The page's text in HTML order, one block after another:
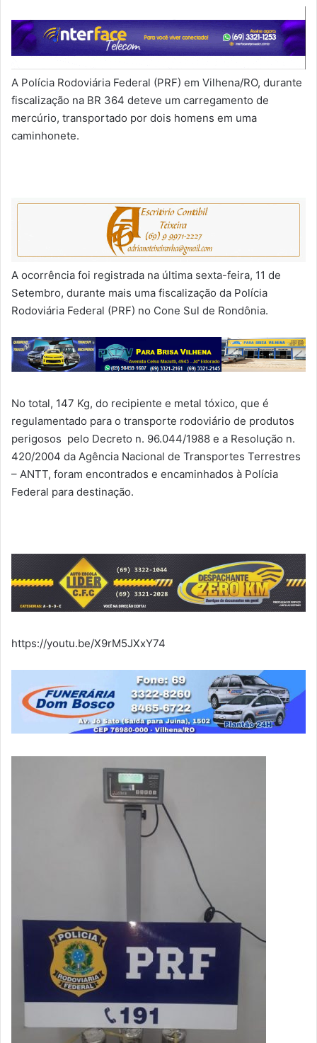
A Polícia Rodoviária Federal (PRF) em Vilhena/RO, durante
fiscalização na BR 364 deteve um carregamento de
mercúrio, transportado por dois homens em uma
caminhonete.
A ocorrência foi registrada na última sexta-feira, 11 de
Setembro, durante mais uma fiscalização da Polícia
Rodoviária Federal (PRF) no Cone Sul de Rondônia.
No total, 147 Kg, do recipiente e metal tóxico, que é
regulamentado para o transporte rodoviário de produtos
perigosos pelo Decreto n. 96.044/1988 e a Resolução n.
420/2004 da Agência Nacional de Transportes Terrestres
– ANTT, foram encontrados e encaminhados à Polícia
Federal para destinação.
https://youtu.be/X9rM5JXxY74